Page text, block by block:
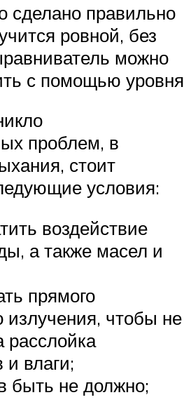
сделано правильно
ровной, без
можно
с помощью уровня
проблем, в
стоит
условия:
воздействие
а также масел и
прямого
излучения, чтобы не
расслойка
влаги;
быть не должно;